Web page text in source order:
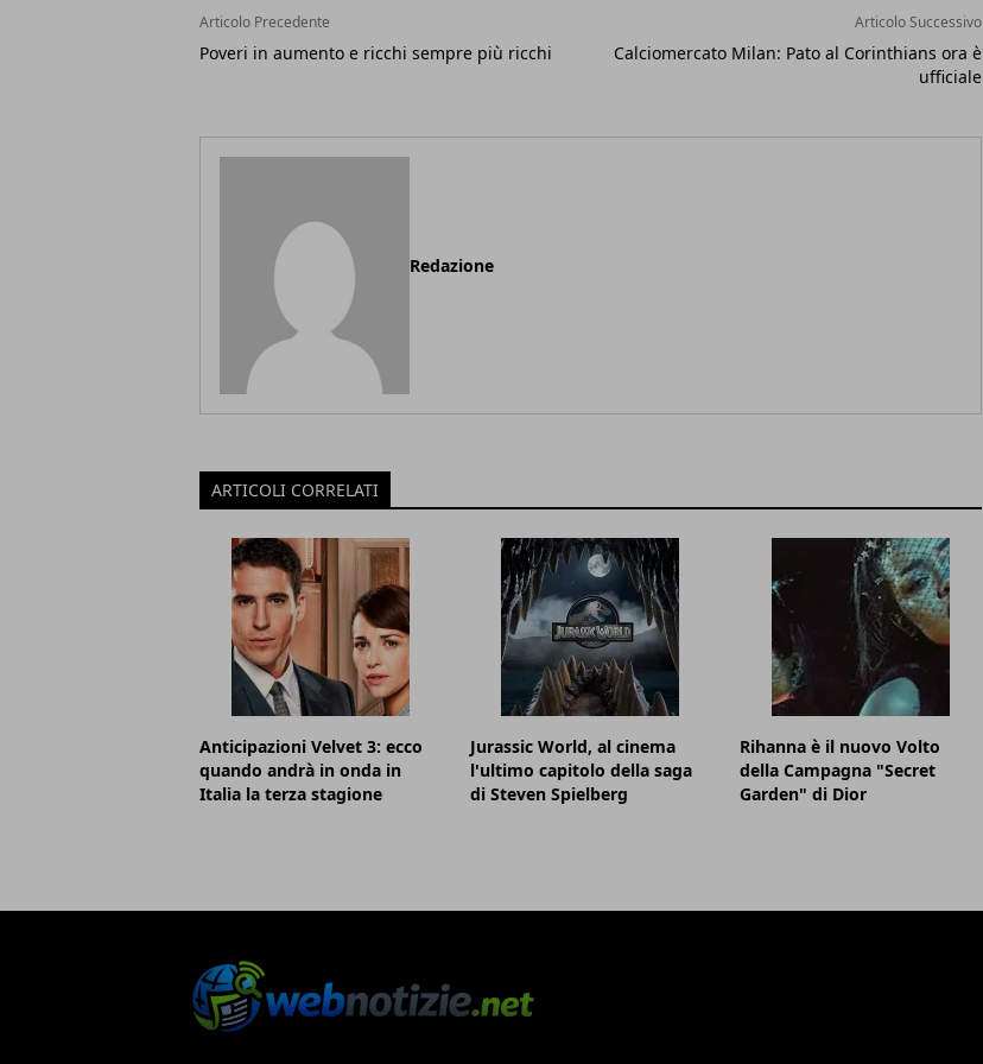
Articolo Precedente
Poveri in aumento e ricchi sempre più ricchi
Articolo Successivo
Calciomercato Milan: Pato al Corinthians ora è
ufficiale
Redazione
ARTICOLI CORRELATI
Anticipazioni Velvet 3: ecco
quando andrà in onda in
Italia la terza stagione
Jurassic World, al cinema
l'ultimo capitolo della saga
di Steven Spielberg
Rihanna è il nuovo Volto
della Campagna "Secret
Garden" di Dior